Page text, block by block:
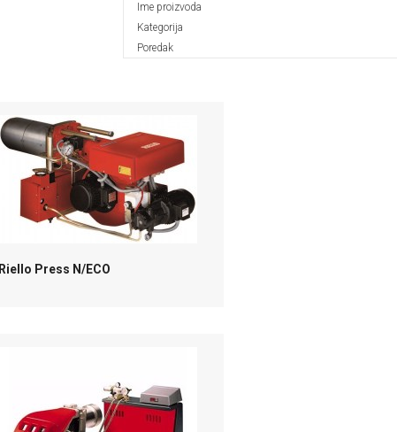
Ime proizvoda
Kategorija
Poredak
Riello Press N/ECO